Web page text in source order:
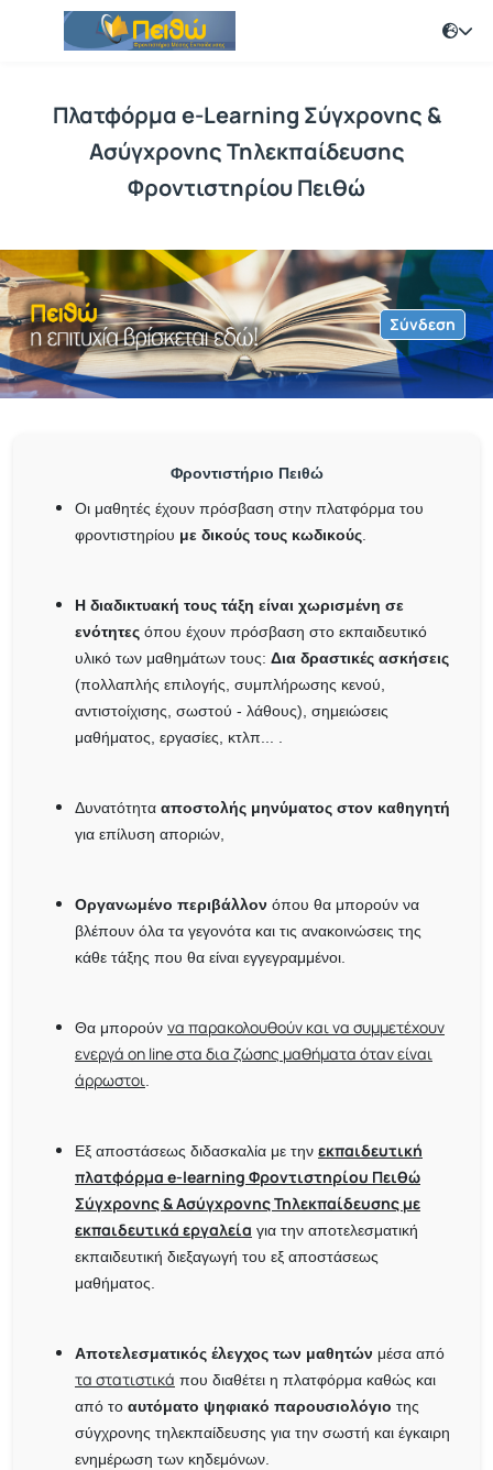
Πλατφόρμα e-Learning Σύγχρονης &
Ασύγχρονης Τηλεκπαίδευσης
Φροντιστηρίου Πειθώ
Σύνδεση
Φροντιστήριο Πειθώ
Οι μαθητές έχουν πρόσβαση στην πλατφόρμα του
φροντιστηρίου με δικούς τους κωδικούς
Η διαδικτυακή τους τάξη είναι χωρισμένη σε
ενότητες όπου έχουν πρόσβαση στο εκπαιδευτικό
υλικό των μαθημάτων τους: Δια δραστικές ασκήσεις
(πολλαπλής επιλογής, συμπλήρωσης κενού,
αντιστοίχισης, σωστού - λάθους), σημειώσεις
μαθήματος, εργασίες, κτλπ... .
Δυνατότητα αποστολής μηνύματος στον καθηγητή
για επίλυση αποριών,
Οργανωμένο περιβάλλον όπου θα μπορούν να
βλέπουν όλα τα γεγονότα και τις ανακοινώσεις της
κάθε τάξης που θα είναι εγγεγραμμένοι.
Θα μπορούν να παρακολουθούν και να συμμετέχουν
ενεργά on line στα δια ζώσης μαθήματα όταν είναι
άρρωστοι
Εξ αποστάσεως διδασκαλία με την εκπαιδευτική
πλατφόρμα e-learning Φροντιστηρίου Πειθώ
Σύγχρονης & Ασύγχρονης Τηλεκπαίδευσης με
εκπαιδευτικά εργαλεία για την αποτελεσματική
εκπαιδευτική διεξαγωγή του εξ αποστάσεως
μαθήματος.
Αποτελεσματικός έλεγχος των μαθητών μέσα από
τα στατιστικά που διαθέτει η πλατφόρμα καθώς και
από το αυτόματο ψηφιακό παρουσιολόγιο της
σύγχρονης τηλεκπαίδευσης για την σωστή και έγκαιρη
ενημέρωση των κηδεμόνων.